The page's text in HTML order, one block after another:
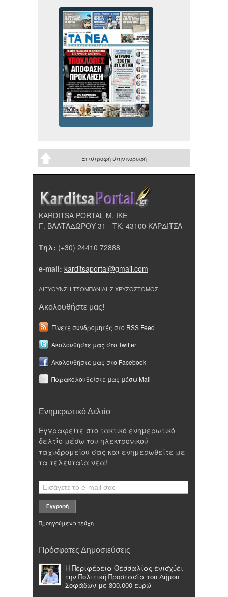
Επιστροφή στην κορυφή
KARDITSA PORTAL Μ. ΙΚΕ
Γ. ΒΑΛΤΑΔΩΡΟΥ 31 - ΤΚ: 43100 ΚΑΡΔΙΤΣΑ
Τηλ: (+30) 24410 72888
e-mail: karditsaportal@gmail.com
ΔΙΕΥΘΥΝΣΗ ΤΣΟΜΠΑΝΙΔΗΣ ΧΡΥΣΟΣΤΟΜΟΣ
Ακολουθήστε μας!
Γίνετε συνδρομητές στο RSS Feed
Ακολουθήστε μας στο Twitter
Ακολουθήστε μας στο Facebook
Παρακολουθείστε μας μέσω Mail
Ενημερωτικό Δελτίο
Εγγραφείτε στο τακτικό ενημερωτικό
δελτίο μέσω του ηλεκτρονικού
ταχυδρομείου σας και ενημερωθείτε με
τα τελευταία νέα!
Προηγούμενα τεύχη
Πρόσφατες Δημοσιεύσεις
Η Περιφέρεια Θεσσαλίας ενισχύει
την Πολιτική Προστασία του Δήμου
Σοφάδων με 300.000 ευρώ